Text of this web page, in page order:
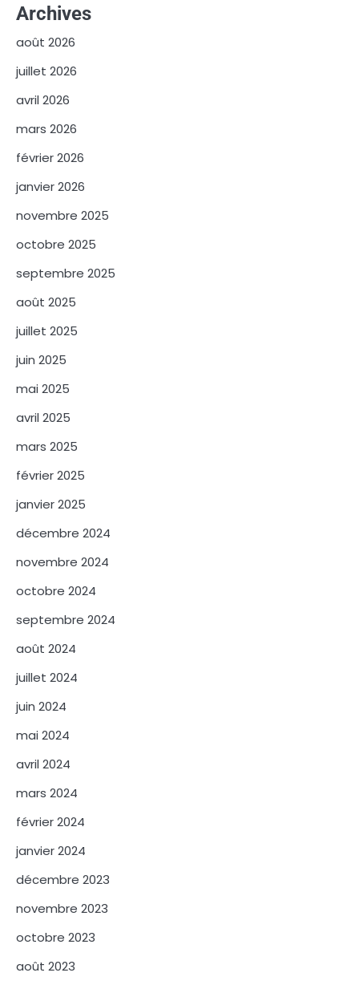
Archives
août 2026
juillet 2026
avril 2026
mars 2026
février 2026
janvier 2026
novembre 2025
octobre 2025
septembre 2025
août 2025
juillet 2025
juin 2025
mai 2025
avril 2025
mars 2025
février 2025
janvier 2025
décembre 2024
novembre 2024
octobre 2024
septembre 2024
août 2024
juillet 2024
juin 2024
mai 2024
avril 2024
mars 2024
février 2024
janvier 2024
décembre 2023
novembre 2023
octobre 2023
août 2023